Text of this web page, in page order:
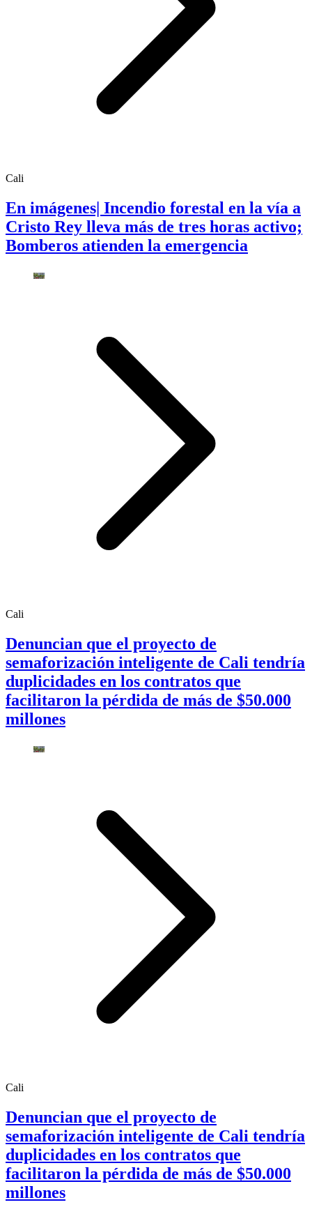
Cali
En imágenes| Incendio forestal en la vía a
Cristo Rey lleva más de tres horas activo;
Bomberos atienden la emergencia
Cali
Denuncian que el proyecto de
semaforización inteligente de Cali tendría
duplicidades en los contratos que
facilitaron la pérdida de más de $50.000
millones
Cali
Denuncian que el proyecto de
semaforización inteligente de Cali tendría
duplicidades en los contratos que
facilitaron la pérdida de más de $50.000
millones